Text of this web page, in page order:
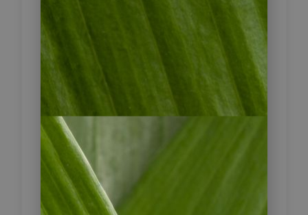
Fuß und per Kajak gehen Sie erneut
auf Entdeckertour und können unter
anderem mehrere Reihenarten und
Eisvögel beobachten. Nach einem
Mittagessen am Lagerfeuer können
Sie auf dem Rückweg zur Araras
Lodge weitere Vögel beobachten.
Am Abend steht eine weitere
Exkursion zur Beobachtung der
nachtaktiven Vögel im Pantanal auf
dem Programm.